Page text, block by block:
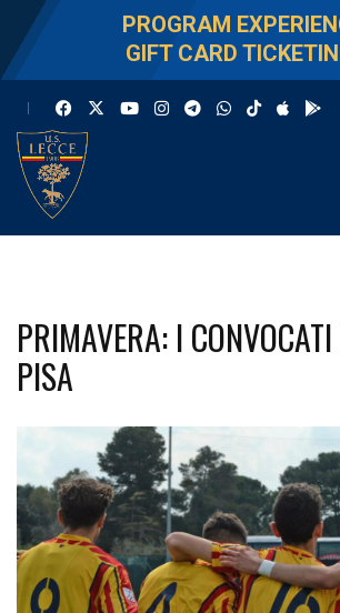
PROGRAM
GIFT CARD
PRIMAVERA: I
PISA